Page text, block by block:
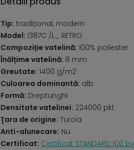
Tip: tradițional, modern
Model: I387C /L_ RETRO
Compoziție vatelină: 100% poliester
Înălțime vatelină: 8 mm
Greutate: 1400 g/m2
Culoarea dominantă: alb
Formă: Dreptunghi
Densitate vatelinei: 224000 pkt
Ţara de origine: Turcia
Anti-alunecare: Nu
Certificat: Certificat STANDARD 100